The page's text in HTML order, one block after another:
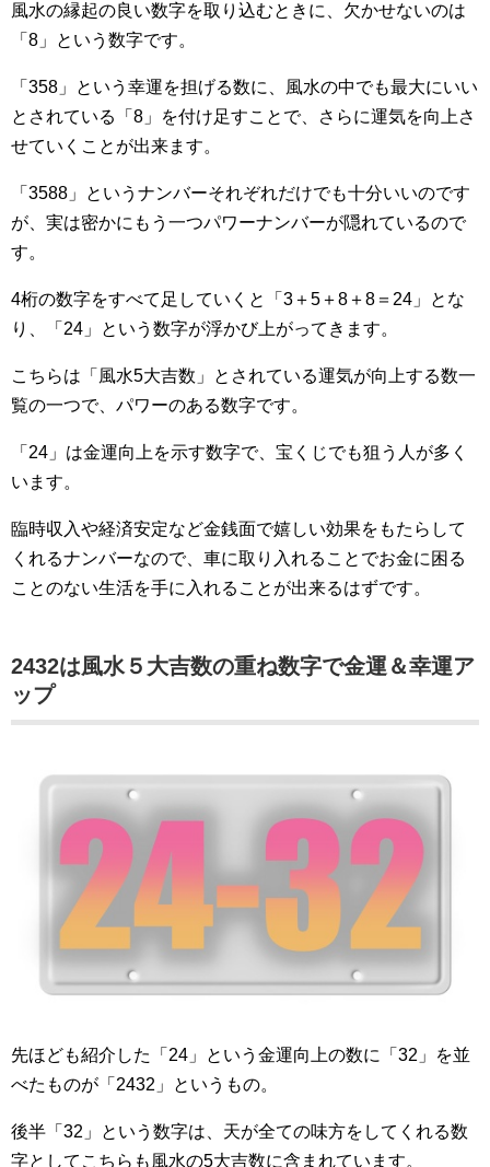
風水の縁起の良い数字を取り込むときに、欠かせないのは
「8」という数字です。
「358」という幸運を担げる数に、風水の中でも最大にいい
とされている「8」を付け足すことで、さらに運気を向上さ
せていくことが出来ます。
「3588」というナンバーそれぞれだけでも十分いいのです
が、実は密かにもう一つパワーナンバーが隠れているので
す。
4桁の数字をすべて足していくと「3＋5＋8＋8＝24」とな
り、「24」という数字が浮かび上がってきます。
こちらは「風水5大吉数」とされている運気が向上する数一
覧の一つで、パワーのある数字です。
「24」は金運向上を示す数字で、宝くじでも狙う人が多く
います。
臨時収入や経済安定など金銭面で嬉しい効果をもたらして
くれるナンバーなので、車に取り入れることでお金に困る
ことのない生活を手に入れることが出来るはずです。
2432は風水５大吉数の重ね数字で金運＆幸運ア
ップ
先ほども紹介した「24」という金運向上の数に「32」を並
べたものが「2432」というもの。
後半「32」という数字は、天が全ての味方をしてくれる数
字としてこちらも風水の5大吉数に含まれています。